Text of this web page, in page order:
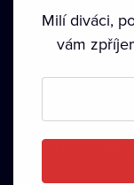
Podmínky
Milí diváci,
vám